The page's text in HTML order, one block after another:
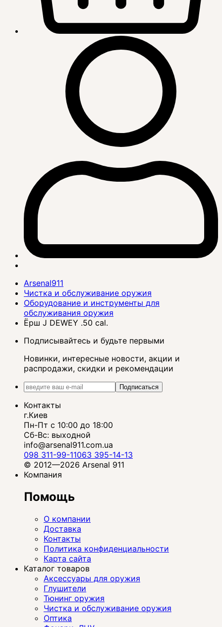
Arsenal911
Чистка и обслуживание оружия
Оборудование и инструменты для
обслуживания оружия
Ёрш J DEWEY .50 cal.
Подписывайтесь и будьте первыми
Новинки, интересные новости, акции и
распродажи, скидки и рекомендации
Подписаться
Контакты
г.Киев
Пн-Пт с 10:00 до 18:00
Сб-Вс: выходной
info@arsenal911.com.ua
098 311-99-11063 395-14-13
© 2012—2026 Arsenal 911
Компания
Помощь
О компании
Доставка
Контакты
Политика конфиденциальности
Карта сайта
Каталог товаров
Аксессуары для оружия
Глушители
Тюнинг оружия
Чистка и обслуживание оружия
Оптика